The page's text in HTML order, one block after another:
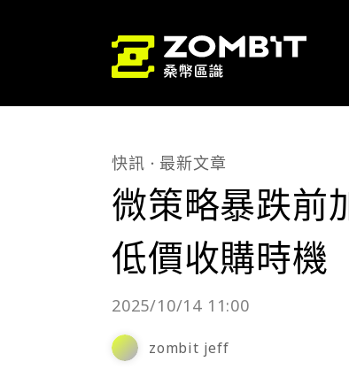
快訊 最新文章
微策略暴跌前
低價收購時機
2025/10/14 11:00
zombit jeff